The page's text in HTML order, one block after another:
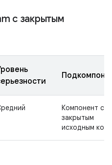
с закрытым
Компонент с
закрытым
исходным